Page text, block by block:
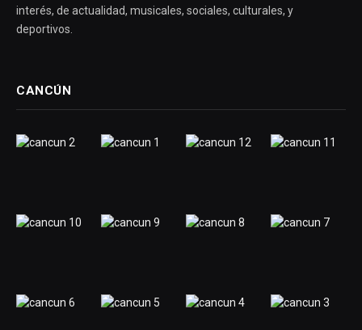
interés, de actualidad, musicales, sociales, culturales, y
deportivos.
CANCÚN